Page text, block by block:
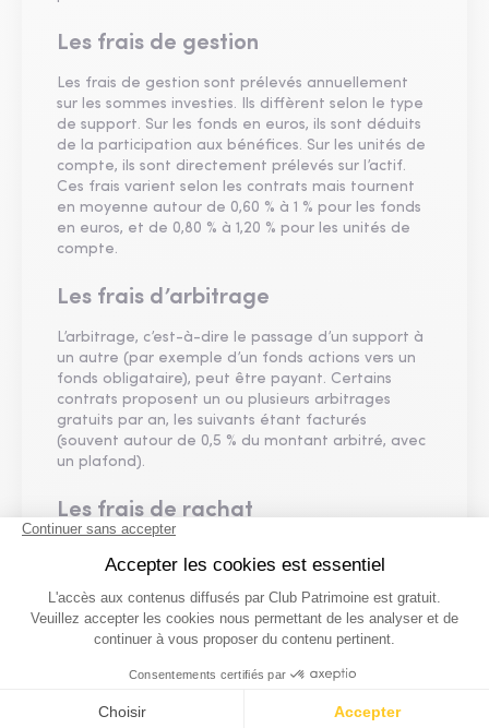
Les frais de gestion
Les frais de gestion sont prélevés annuellement
sur les sommes investies. Ils diffèrent selon le type
de support. Sur les fonds en euros, ils sont déduits
de la participation aux bénéfices. Sur les unités de
compte, ils sont directement prélevés sur l’actif.
Ces frais varient selon les contrats mais tournent
en moyenne autour de 0,60 % à 1 % pour les fonds
en euros, et de 0,80 % à 1,20 % pour les unités de
compte.
Les frais d’arbitrage
L’arbitrage, c’est-à-dire le passage d’un support à
un autre (par exemple d’un fonds actions vers un
fonds obligataire), peut être payant. Certains
contrats proposent un ou plusieurs arbitrages
gratuits par an, les suivants étant facturés
(souvent autour de 0,5 % du montant arbitré, avec
un plafond).
Les frais de rachat
être appliqués, bien qu’ils soient devenus rares. Ils
figurent dans les conditions générales du contrat. Il
peut également y avoir des pénalités en cas de
sortie anticipée, notamment dans les contrats
Les frais additionnels sur unités de